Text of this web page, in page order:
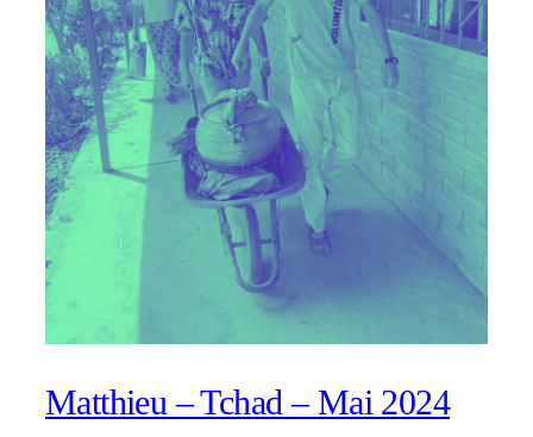
Matthieu – Tchad – Mai 2024